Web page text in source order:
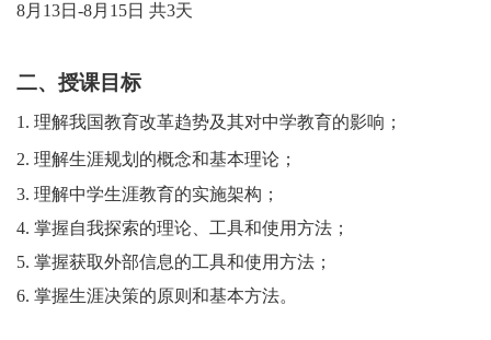
8月 13日 -8月 15日 共3天
二、授课目标
1. 理解我国教育改革趋势及其对中学教育的影响；
2. 理解生涯规划的概念和基本理论；
3. 理解中学生涯教育的实施架构；
4. 掌握自我探索的理论、工具和使用方法；
5. 掌握获取外部信息的工具和使用方法；
6. 掌握生涯决策的原则和基本方法。